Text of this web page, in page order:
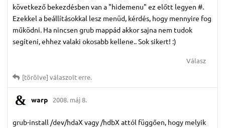
következő bekezdésben van a "hidemenu" ez előtt legyen #.
Ezekkel a beállításokkal lesz menüd, kérdés, hogy mennyire fog
működni. Ha nincsen grub mappád akkor sajna nem tudok
segíteni, ehhez valaki okosabb kellene.. Sok sikert! :)
Válasz
[törölve] válaszolt erre.
warp 2008. máj 8.
grub-install /dev/hdaX vagy /hdbX attól függően, hogy melyik